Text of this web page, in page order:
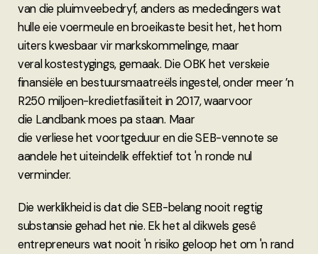
van die pluimveebedryf, anders as mededingers wat
hulle eie voermeule en broeikaste besit het, het hom
uiters kwesbaar vir markskommelinge, maar
veral kostestygings, gemaak. Die OBK het verskeie
finansiële en bestuursmaatreëls ingestel, onder meer ’n
R250 miljoen-kredietfasiliteit in 2017, waarvoor
die Landbank moes pa staan. Maar
die verliese het voortgeduur en die SEB-vennote se
aandele het uiteindelik effektief tot 'n ronde nul
verminder.
Die werklikheid is dat die SEB-belang nooit regtig
substansie gehad het nie. Ek het al dikwels gesê
entrepreneurs wat nooit 'n risiko geloop het om 'n rand